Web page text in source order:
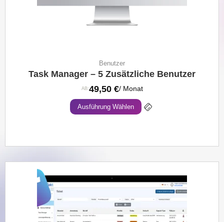
Benutzer
Task Manager – 5 Zusätzliche Benutzer
AB:49,50 €/ Monat
Ausführung Wählen